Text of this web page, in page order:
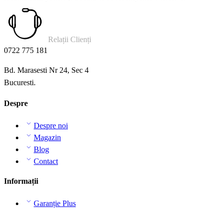
Relații Clienți
0722 775 181
Bd. Marasesti Nr 24, Sec 4
Bucuresti.
Despre
Despre noi
Magazin
Blog
Contact
Informații
Garanție Plus